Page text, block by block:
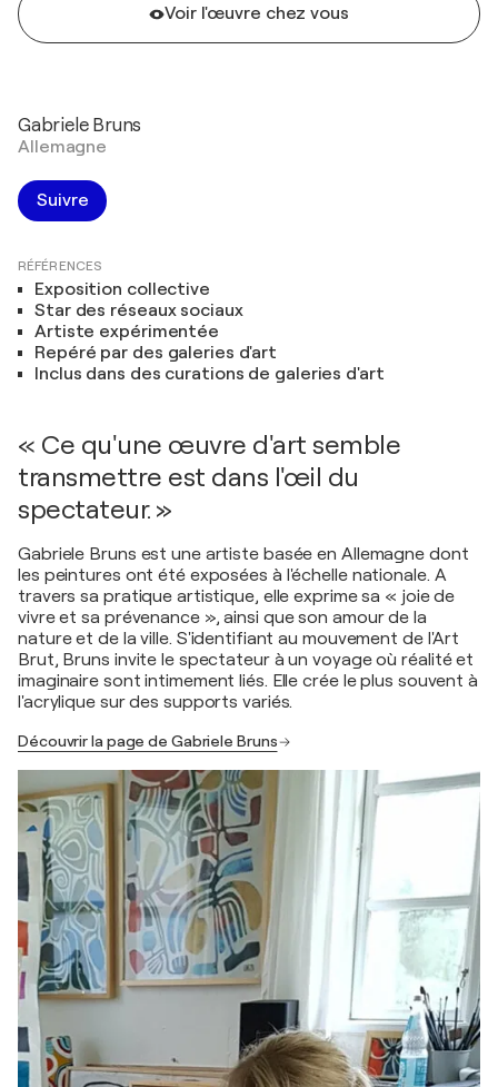
Voir l'œuvre chez vous
Gabriele Bruns
Allemagne
Suivre
RÉFÉRENCES
Exposition collective
Star des réseaux sociaux
Artiste expérimentée
Repéré par des galeries d'art
Inclus dans des curations de galeries d'art
« Ce qu'une œuvre d'art semble
transmettre est dans l'œil du
spectateur. »
Gabriele Bruns est une artiste basée en Allemagne dont
les peintures ont été exposées à l'échelle nationale. A
travers sa pratique artistique, elle exprime sa « joie de
vivre et sa prévenance », ainsi que son amour de la
nature et de la ville. S'identifiant au mouvement de l'Art
Brut, Bruns invite le spectateur à un voyage où réalité et
imaginaire sont intimement liés. Elle crée le plus souvent à
l'acrylique sur des supports variés.
Découvrir la page de Gabriele Bruns